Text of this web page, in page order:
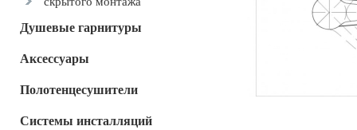
Душевые гарнитуры
Аксессуары
Полотенцесушители
Системы инсталляций